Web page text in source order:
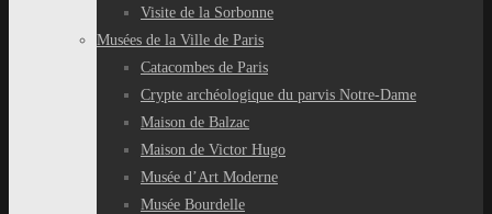
Visite de la Sorbonne
Musées de la Ville de Paris
Catacombes de Paris
Crypte archéologique du parvis Notre-Dame
Maison de Balzac
Maison de Victor Hugo
Musée d’Art Moderne
Musée Bourdelle